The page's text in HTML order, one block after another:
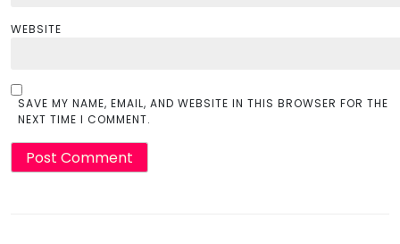
WEBSITE
SAVE MY NAME, EMAIL, AND WEBSITE IN THIS BROWSER FOR THE
NEXT TIME I COMMENT.